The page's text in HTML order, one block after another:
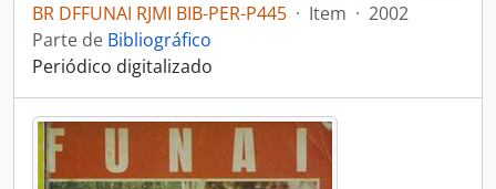
BR DFFUNAI RJMI BIB-PER-P445 · Item · 2002
Parte de Bibliográfico
Periódico digitalizado